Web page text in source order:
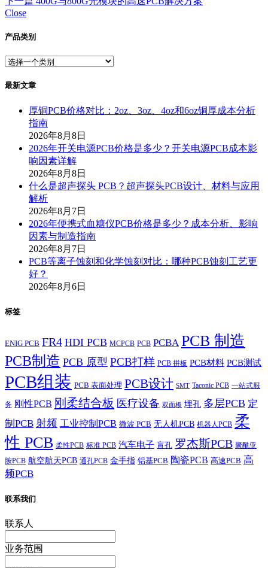
Close
产品类别
最新文章
厚铜PCB价格对比：2oz、3oz、4oz和6oz铜厚成本分析
指南
2026年8月8日
2026年开关电源PCB价格是多少？开关电源PCB成本影
响因素详解
2026年8月8日
什么是超声探头 PCB？超声探头PCB设计、材料与应用
解析
2026年8月7日
2026年便携式血糖仪PCB价格是多少？成本分析、影响
因素与制造指南
2026年8月7日
PCB等离子蚀刻和化学蚀刻对比：哪种PCB蚀刻工艺更
好？
2026年8月6日
标签
ENIG PCB FR4 HDI PCB MCPCB PCB PCBA PCB 制造
PCB制造 PCB 原型 PCB打样 PCB 拼板 PCB材料 PCB测试
PCB组装 PCB 表面处理 PCB设计 SMT Taconic PCB 一站式服
务 刚性PCB 刚柔结合板 医疗设备 双面板 埋孔 多层PCB 定
制PCB 射频 工业控制PCB 微波 PCB 无人机PCB 机器人PCB 柔
性 PCB 柔性PCB 标准 PCB 汽车电子 盲孔 罗杰斯PCB 聚酰亚
胺PCB 航空航天PCB 通孔PCB 金手指 铝基PCB 陶瓷PCB 高速PCB 高
频PCB
联系我们
联系人
业务范围